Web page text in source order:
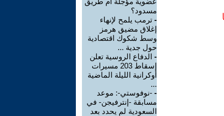
مسدود؟
- ترمب يلمح لإنهاء
إغلاق مضيق هرمز
وسط شكوك اقتصادية
حول جدية ...
- الدفاع الروسية تعلن
إسقاط 203 مسيرات
أوكرانية الليلة الماضية
...
- -نوفوستي-: موعد
مسابقة -إنترفيجن- في
السعودية لم يحدد بعد